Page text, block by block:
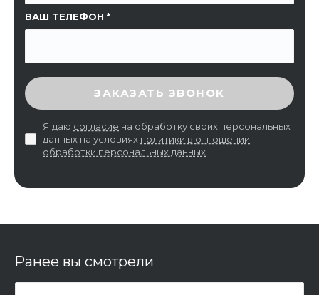
ВАШ ТЕЛЕФОН
ВВЕДИТЕ ПРОВЕРОЧНЫЙ КОД
ЗАКАЗАТЬ ЗВОНОК
Я даю согласие на обработку своих персональных
данных на условиях политики в отношении
обработки персональных данных
Ранее вы смотрели